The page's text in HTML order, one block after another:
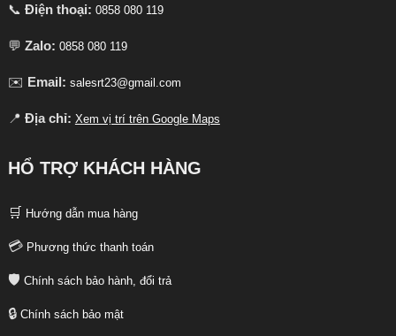
📞 Điện thoại: 0858 080 119
💬 Zalo: 0858 080 119
✉️ Email: salesrt23@gmail.com
📍 Địa chỉ: Xem vị trí trên Google Maps
HỔ TRỢ KHÁCH HÀNG
🛒 Hướng dẫn mua hàng
💳 Phương thức thanh toán
🛡️ Chính sách bảo hành, đổi trả
🔒 Chính sách bảo mật